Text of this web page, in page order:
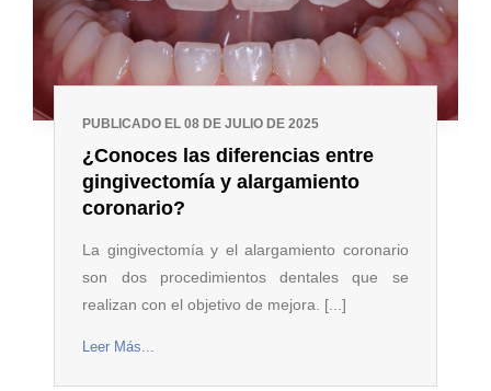
PUBLICADO EL 08 DE JULIO DE 2025
¿Conoces las diferencias entre
gingivectomía y alargamiento
coronario?
La gingivectomía y el alargamiento coronario
son dos procedimientos dentales que se
realizan con el objetivo de mejora. [...]
Leer Más...